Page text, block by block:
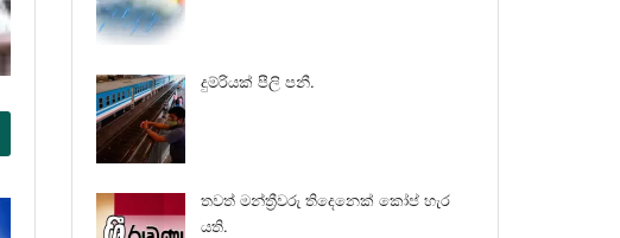
දුම්රියක් පීලි පනී.
තවත් මන්ත්‍රීවරු තිදෙනෙක් කෝප් හැර
යති.